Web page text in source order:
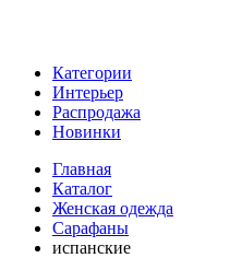
Категории
Интерьер
Распродажа
Новинки
Главная
Каталог
Женская одежда
Сарафаны
испанские